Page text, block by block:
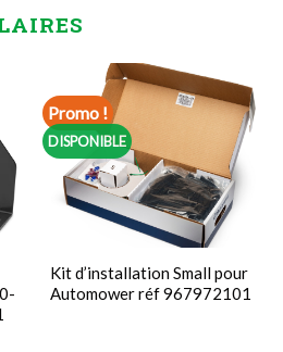
Promo !
DISPONIBLE
Kit d’installation Small pour
Automower réf 967972101